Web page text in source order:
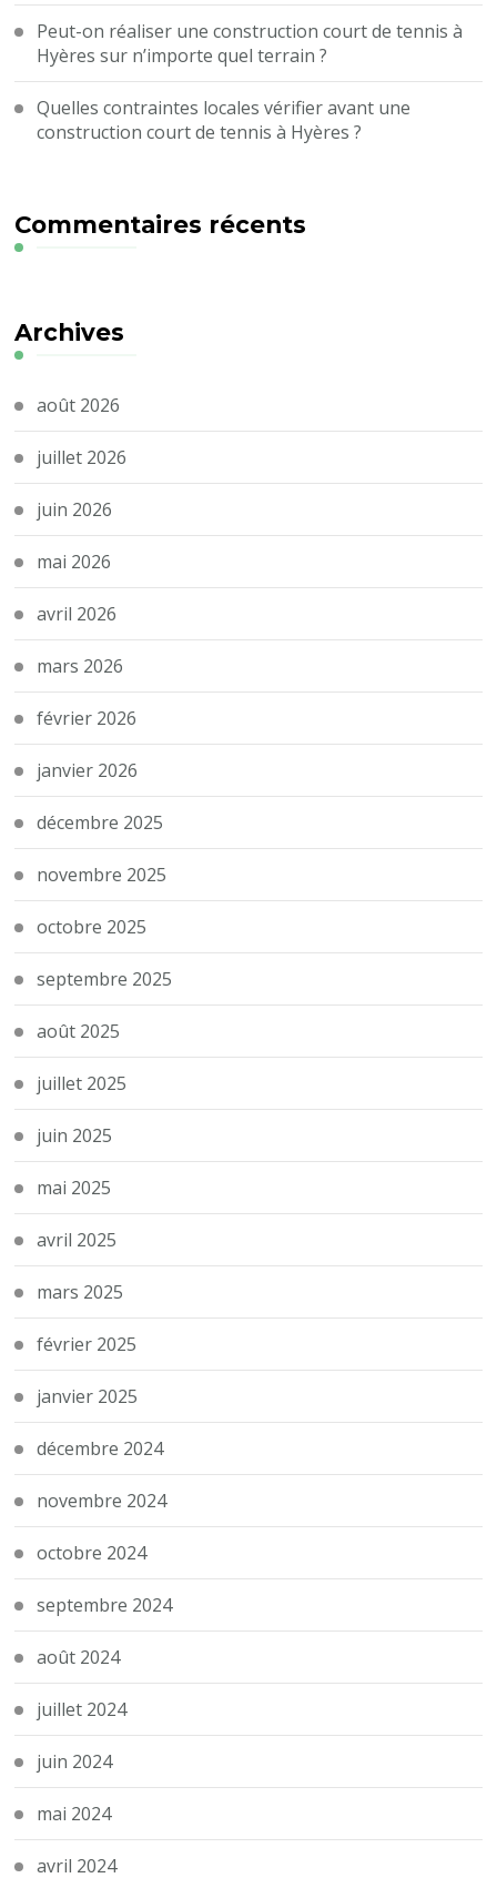
Peut-on réaliser une construction court de tennis à
Hyères sur n’importe quel terrain ?
Quelles contraintes locales vérifier avant une
construction court de tennis à Hyères ?
Commentaires récents
Archives
août 2026
juillet 2026
juin 2026
mai 2026
avril 2026
mars 2026
février 2026
janvier 2026
décembre 2025
novembre 2025
octobre 2025
septembre 2025
août 2025
juillet 2025
juin 2025
mai 2025
avril 2025
mars 2025
février 2025
janvier 2025
décembre 2024
novembre 2024
octobre 2024
septembre 2024
août 2024
juillet 2024
juin 2024
mai 2024
avril 2024